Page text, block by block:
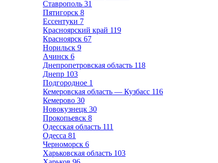
Ставрополь 31
Пятигорск 8
Ессентуки 7
Красноярский край 119
Красноярск 67
Норильск 9
Ачинск 6
Днепропетровская область 118
Днепр 103
Подгородное 1
Кемеровская область — Кузбасс 116
Кемерово 30
Новокузнецк 30
Прокопьевск 8
Одесская область 111
Одесса 81
Черноморск 6
Харьковская область 103